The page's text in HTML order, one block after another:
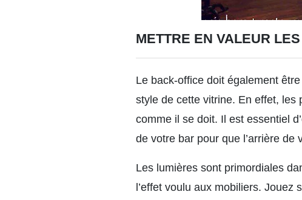
METTRE EN VALEUR
Le back-office doit également
style de cette vitrine. En effet, les
comme il se doit. Il est essentiel
de votre bar pour que l’arrière de
Les lumières sont primordiales
l’effet voulu aux mobiliers.